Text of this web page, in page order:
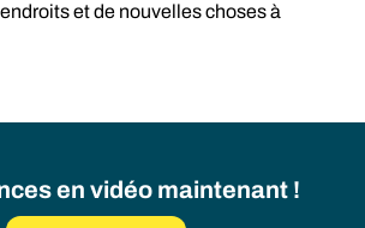
et de nouvelles choses à
en vidéo maintenant !